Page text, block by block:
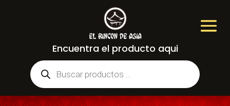
Encuentra el producto aqui
Búsqueda
de
productos